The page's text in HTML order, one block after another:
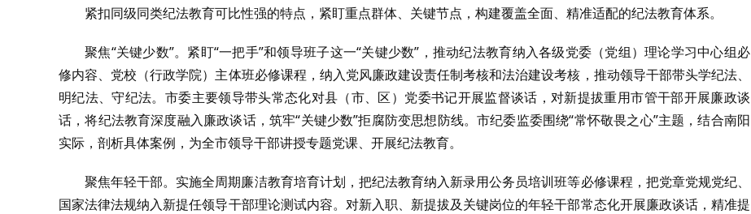
紧扣同级同类纪法教育可比性强的特点，紧盯重点群体、关键节点，构建覆盖全面、精准适配的纪法教育体系。
聚焦“关键少数”。紧盯“一把手”和领导班子这一“关键少数”，推动纪法教育纳入各级党委（党组）理论学习中心组必
修内容、党校（行政学院）主体班必修课程，纳入党风廉政建设责任制考核和法治建设考核，推动领导干部带头学纪法、
明纪法、守纪法。市委主要领导带头常态化对县（市、区）党委书记开展监督谈话，对新提拔重用市管干部开展廉政谈
话，将纪法教育深度融入廉政谈话，筑牢“关键少数”拒腐防变思想防线。市纪委监委围绕“常怀敬畏之心”主题，结合南阳
实际，剖析具体案例，为全市领导干部讲授专题党课、开展纪法教育。
聚焦年轻干部。实施全周期廉洁教育培育计划，把纪法教育纳入新录用公务员培训班等必修课程，把党章党规党纪、
国家法律法规纳入新提任领导干部理论测试内容。对新入职、新提拔及关键岗位的年轻干部常态化开展廉政谈话，精准提